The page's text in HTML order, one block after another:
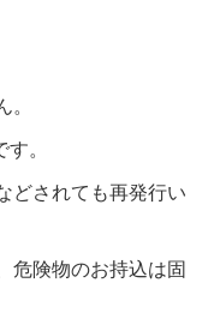
。
どされても再発行い
危険物のお持込は固